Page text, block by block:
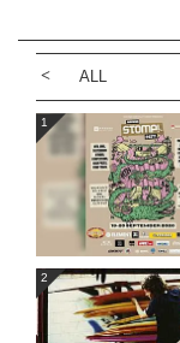
ALL
1
2